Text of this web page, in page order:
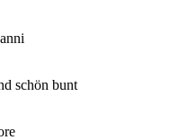
schön bunt